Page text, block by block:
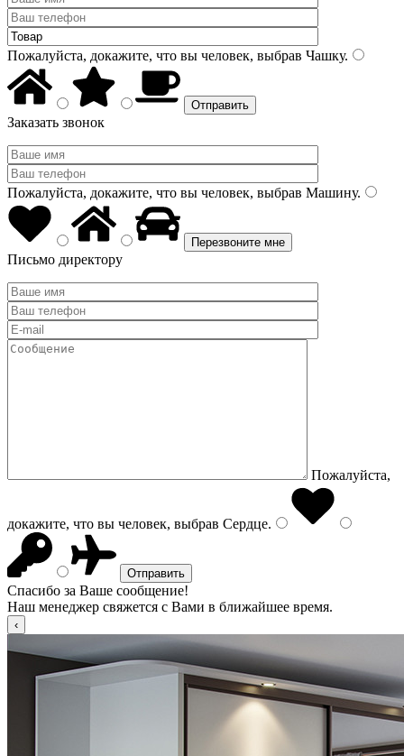
Пожалуйста, докажите, что вы человек, выбрав Чашку.
Заказать звонок
Пожалуйста, докажите, что вы человек, выбрав Машину.
Письмо директору
Пожалуйста,
докажите, что вы человек, выбрав Сердце.
Спасибо за Ваше сообщение!
Наш менеджер свяжется с Вами в ближайшее время.